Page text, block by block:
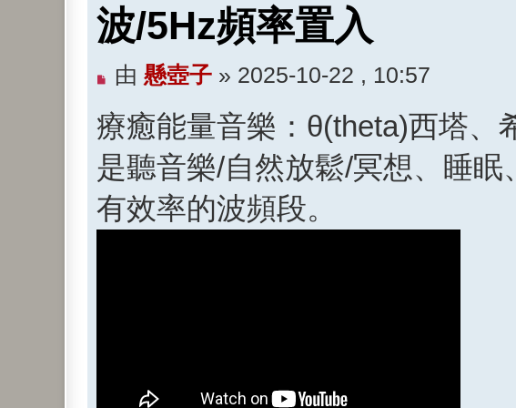
波/5Hz頻率置入
未
讀
文
章
由 懸壺子» 2025-10-22 , 10:57
療癒能量音樂：θ(theta)西塔、
是聽音樂/自然放鬆/冥想、睡
有效率的波頻段。